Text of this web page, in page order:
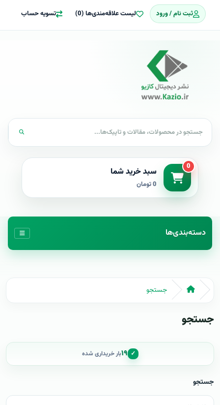
ثبت نام / ورود لیست علاقه‌مندی‌ها (0) تسویه حساب
0 سبد خرید شما
0 تومان
دسته‌بندی‌ها
جستجو
جستجو
✓ ۱۹بار خریداری شده
جستجو